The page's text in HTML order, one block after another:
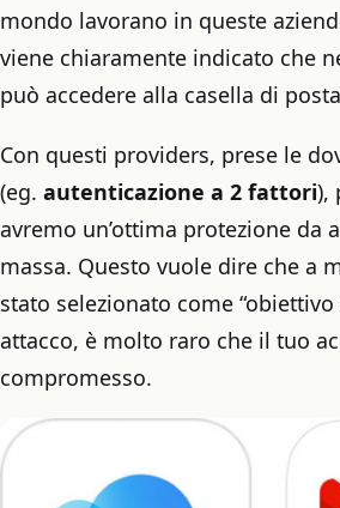
mondo lavorano in queste
viene chiaramente indicato che
può accedere alla casella di
Con questi providers, prese le
(eg. autenticazione a 2 fattori),
avremo un’ottima protezione da
massa. Questo vuole dire che a
stato selezionato come
attacco, è molto raro che il tuo
compromesso.